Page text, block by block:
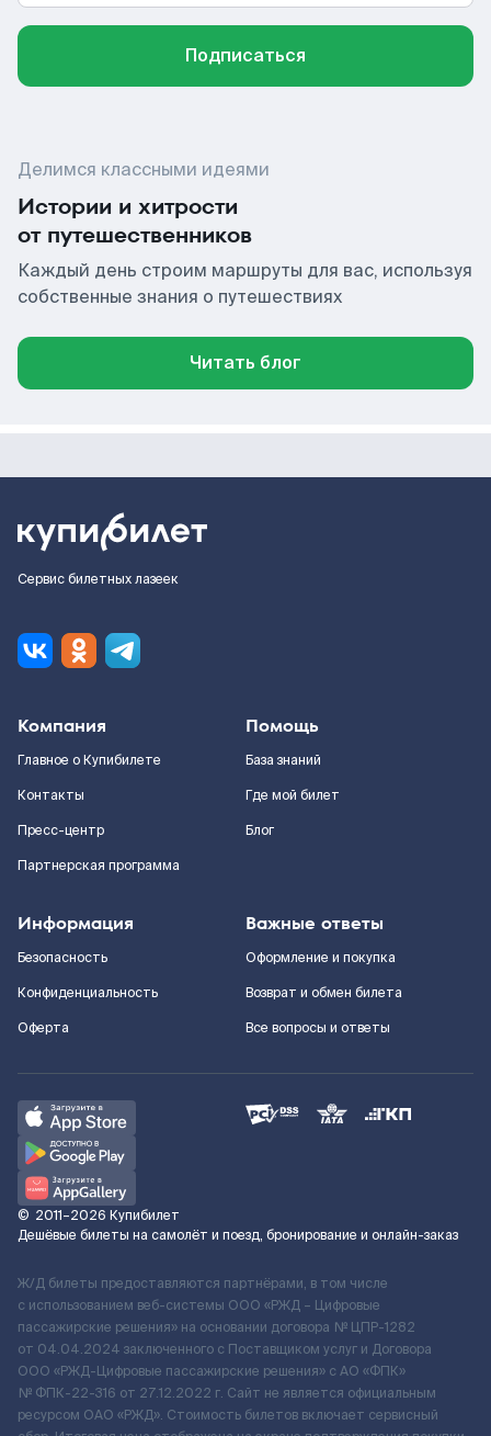
Подписаться
Делимся классными идеями
Истории и хитрости
от путешественников
Каждый день строим маршруты для вас, используя
собственные знания о путешествиях
Читать блог
Сервис билетных лазеек
Компания
Главное о Купибилете
Контакты
Пресс-центр
Партнерская программа
Помощь
База знаний
Где мой билет
Блог
Информация
Безопасность
Конфиденциальность
Оферта
Важные ответы
Оформление и покупка
Возврат и обмен билета
Все вопросы и ответы
© 2011–2026 Купибилет
Дешёвые билеты на самолёт и поезд, бронирование и онлайн-заказ
Ж/Д билеты предоставляются партнёрами, в том числе
с использованием веб-системы ООО «РЖД – Цифровые
пассажирские решения» на основании договора № ЦПР-1282
от 04.04.2024 заключенного с Поставщиком услуг и Договора
ООО «РЖД-Цифровые пассажирские решения» c АО «ФПК»
№ ФПК-22-316 от 27.12.2022 г. Сайт не является официальным
ресурсом ОАО «РЖД». Стоимость билетов включает сервисный